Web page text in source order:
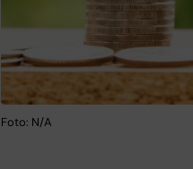
Foto: N/A